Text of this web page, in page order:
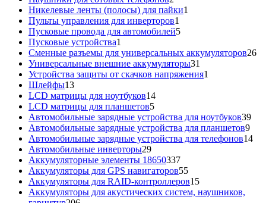
товара
Никелевые ленты (полосы) для пайки1
Пульты управления для инверторов1
товар
Пусковые провода для автомобилей55
Пусковые устройства1
товар
Сменные разъемы для универсальных аккумуляторов2626
Универсальные внешние аккумуляторы31
товар
Устройства защиты от скачков напряжения1
Шлейфы1313
товаров
LCD матрицы для ноутбуков1414
LCD матрицы для планшетов55
товаров
Автомобильные зарядные устройства для ноутбуков3939
Автомобильные зарядные устройства для планшетов99
Автомобильные зарядные устройства для телефонов1414
Автомобильные инверторы2929
товаров
Аккумуляторные элементы 18650337337
товаров
Аккумуляторы для GPS навигаторов5555
товаров
Аккумуляторы для RAID-контроллеров1515
товаров
Аккумуляторы для акустических систем, наушников,